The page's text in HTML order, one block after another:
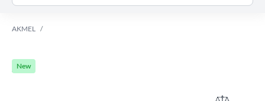
AKMEL
New